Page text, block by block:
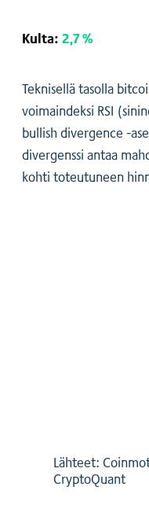
Kulta:2,7 %
Teknisellä tasolla
voimaindeksi RSI
bullish divergence -
divergenssi antaa
kohti toteutuneen
Lähteet:
CryptoQuant